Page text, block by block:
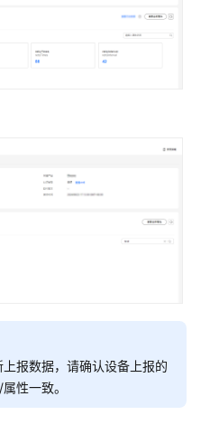
报数据，请确认设备上报的
性一致。